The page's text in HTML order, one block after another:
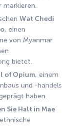
markieren.
Wat Chedi
, einen
von Myanmar
bietet.
of Opium, einem
und -handels
haben.
Sie Halt in Mae